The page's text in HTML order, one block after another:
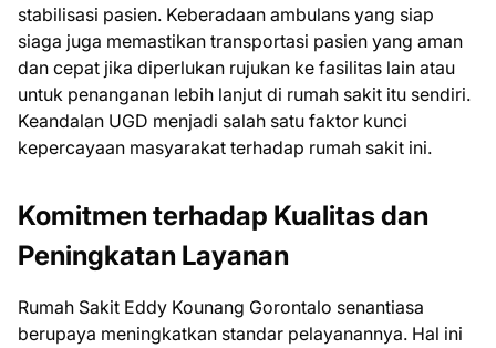
stabilisasi pasien. Keberadaan ambulans yang siap
siaga juga memastikan transportasi pasien yang aman
dan cepat jika diperlukan rujukan ke fasilitas lain atau
untuk penanganan lebih lanjut di rumah sakit itu sendiri.
Keandalan UGD menjadi salah satu faktor kunci
kepercayaan masyarakat terhadap rumah sakit ini.
Komitmen terhadap Kualitas dan
Peningkatan Layanan
Rumah Sakit Eddy Kounang Gorontalo senantiasa
berupaya meningkatkan standar pelayanannya. Hal ini